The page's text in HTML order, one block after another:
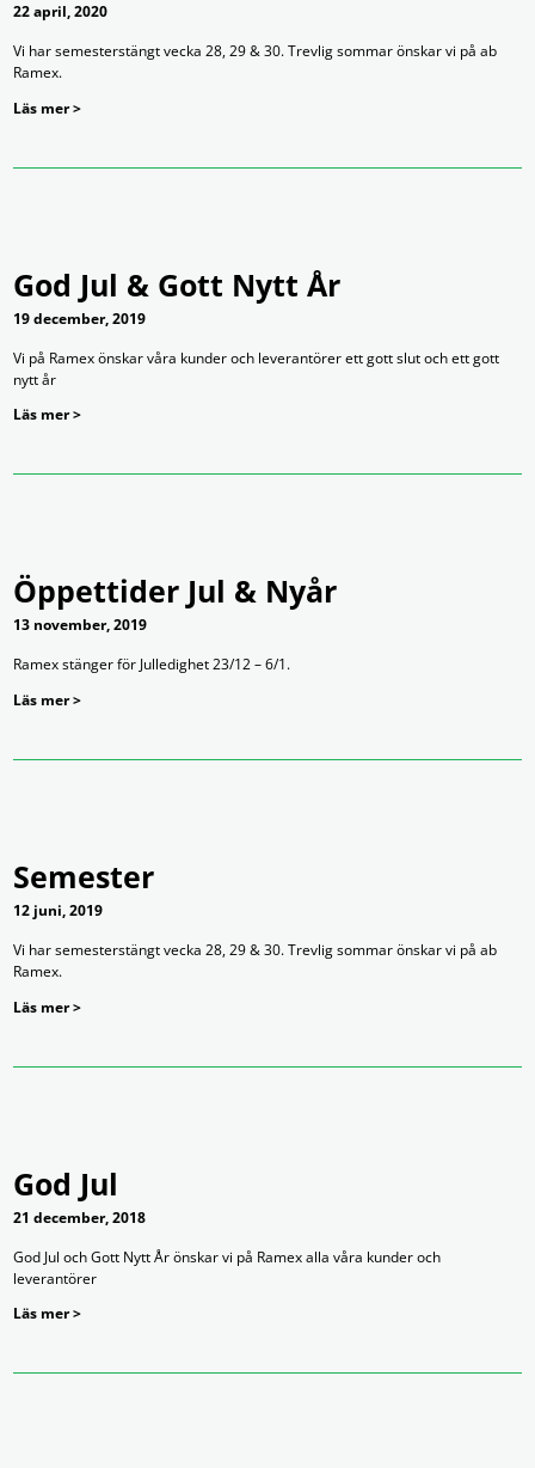
22 april, 2020
Vi har semesterstängt vecka 28, 29 & 30. Trevlig sommar önskar vi på ab
Ramex.
Läs mer >
God Jul & Gott Nytt År
19 december, 2019
Vi på Ramex önskar våra kunder och leverantörer ett gott slut och ett gott
nytt år
Läs mer >
Öppettider Jul & Nyår
13 november, 2019
Ramex stänger för Julledighet 23/12 – 6/1.
Läs mer >
Semester
12 juni, 2019
Vi har semesterstängt vecka 28, 29 & 30. Trevlig sommar önskar vi på ab
Ramex.
Läs mer >
God Jul
21 december, 2018
God Jul och Gott Nytt År önskar vi på Ramex alla våra kunder och
leverantörer
Läs mer >